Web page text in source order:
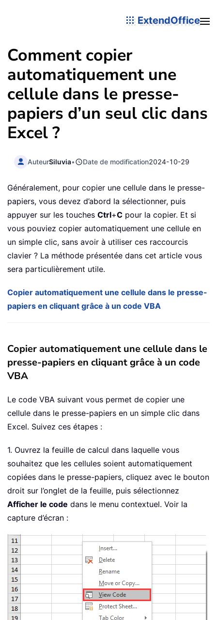
ExtendOffice
Comment copier
automatiquement une
cellule dans le presse-
papiers d’un seul clic dans
Excel ?
AuteurSiluvia• Date de modification2024-10-29
Généralement, pour copier une cellule dans le presse-
papiers, vous devez d’abord la sélectionner, puis
appuyer sur les touches Ctrl+C pour la copier. Et si
vous pouviez copier automatiquement une cellule en
un simple clic, sans avoir à utiliser ces raccourcis
clavier ? La méthode présentée dans cet article vous
sera particulièrement utile.
Copier automatiquement une cellule dans le presse-
papiers en cliquant grâce à un code VBA
Copier automatiquement une cellule dans le
presse-papiers en cliquant grâce à un code
VBA
Le code VBA suivant vous permet de copier une
cellule dans le presse-papiers en un simple clic dans
Excel. Suivez ces étapes :
1. Ouvrez la feuille de calcul dans laquelle vous
souhaitez que les cellules soient automatiquement
copiées dans le presse-papiers, cliquez avec le bouton
droit sur l’onglet de la feuille, puis sélectionnez
Afficher le code dans le menu contextuel. Voir la
capture d’écran :